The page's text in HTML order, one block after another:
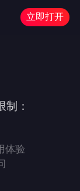
立即打开
：
体验